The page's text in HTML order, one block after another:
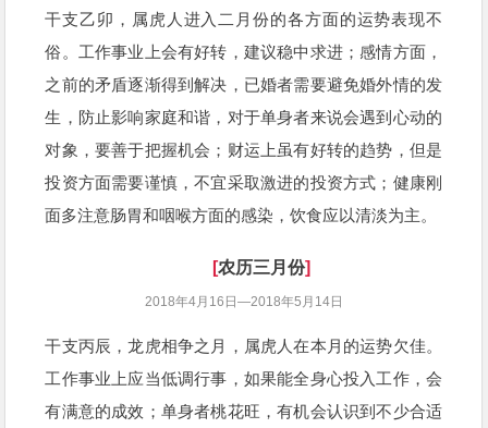
干支乙卯，属虎人进入二月份的各方面的运势表现不
俗。工作事业上会有好转，建议稳中求进；感情方面，
之前的矛盾逐渐得到解决，已婚者需要避免婚外情的发
生，防止影响家庭和谐，对于单身者来说会遇到心动的
对象，要善于把握机会；财运上虽有好转的趋势，但是
投资方面需要谨慎，不宜采取激进的投资方式；健康刚
面多注意肠胃和咽喉方面的感染，饮食应以清淡为主。
[农历三月份]
2018年4月16日—2018年5月14日
干支丙辰，龙虎相争之月，属虎人在本月的运势欠佳。
工作事业上应当低调行事，如果能全身心投入工作，会
有满意的成效；单身者桃花旺，有机会认识到不少合适